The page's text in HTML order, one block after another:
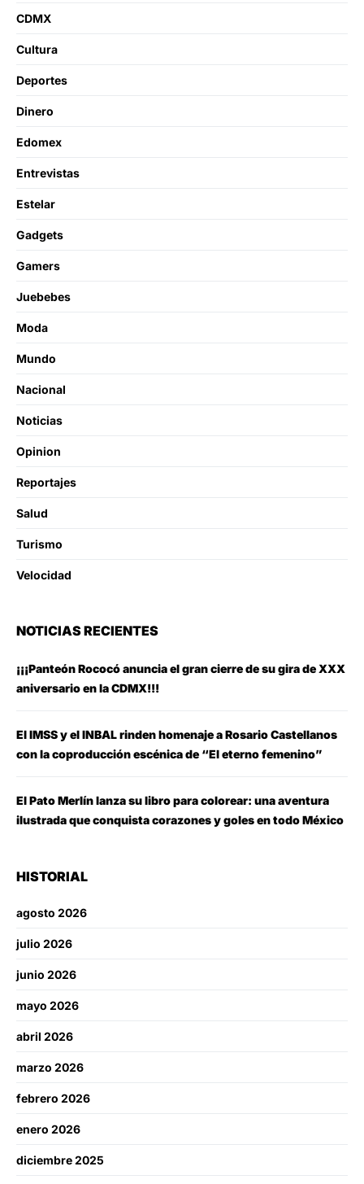
CDMX
Cultura
Deportes
Dinero
Edomex
Entrevistas
Estelar
Gadgets
Gamers
Juebebes
Moda
Mundo
Nacional
Noticias
Opinion
Reportajes
Salud
Turismo
Velocidad
NOTICIAS RECIENTES
¡¡¡Panteón Rococó anuncia el gran cierre de su gira de XXX
aniversario en la CDMX!!!
El IMSS y el INBAL rinden homenaje a Rosario Castellanos
con la coproducción escénica de “El eterno femenino”
El Pato Merlín lanza su libro para colorear: una aventura
ilustrada que conquista corazones y goles en todo México
HISTORIAL
agosto 2026
julio 2026
junio 2026
mayo 2026
abril 2026
marzo 2026
febrero 2026
enero 2026
diciembre 2025